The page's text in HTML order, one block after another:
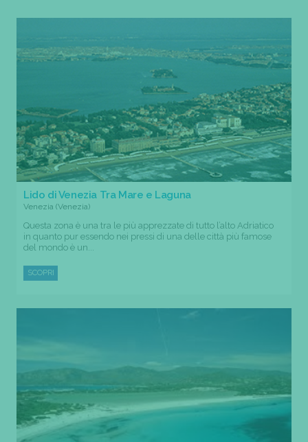
Lido di Venezia Tra Mare e Laguna
Venezia (Venezia)
Questa zona è una tra le più apprezzate di tutto l’alto Adriatico
in quanto pur essendo nei pressi di una delle città più famose
del mondo è un...
SCOPRI